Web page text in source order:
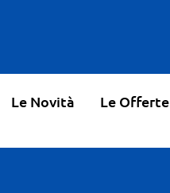
Le Novità Le Offerte